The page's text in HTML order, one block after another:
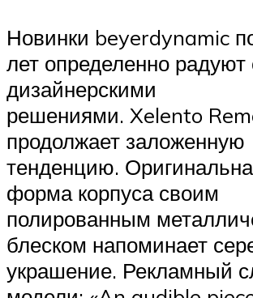
Новинки beyerdynamic
лет определенно
дизайнерскими
решениями. Xelento
продолжает заложенную
тенденцию.
форма корпуса своим
полированным
блеском напоминает
украшение. Рекламный